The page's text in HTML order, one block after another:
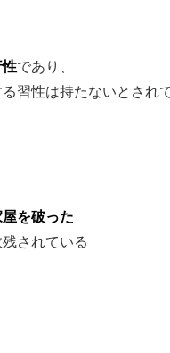
性であり、
習性は持たないとされ
を破った
されている